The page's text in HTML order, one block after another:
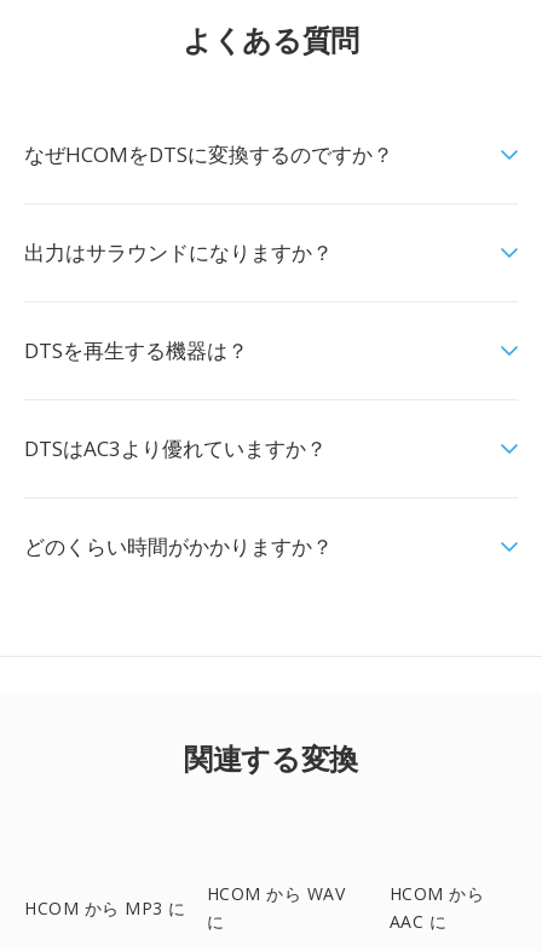
よくある質問
なぜHCOMをDTSに変換するのですか？
出力はサラウンドになりますか？
DTSを再生する機器は？
DTSはAC3より優れていますか？
どのくらい時間がかかりますか？
関連する変換
HCOM から MP3 に
HCOM から WAV
に
HCOM から
AAC に